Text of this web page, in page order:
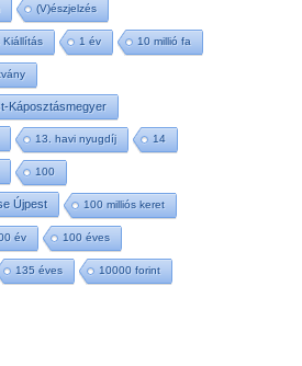
(V)észjelzés
Kiállítás 1 év 10 millió fa
Káposztásmegyer
13. havi nyugdíj 14
100
Újpest 100 milliós keret
év 100 éves
135 éves 10000 forint